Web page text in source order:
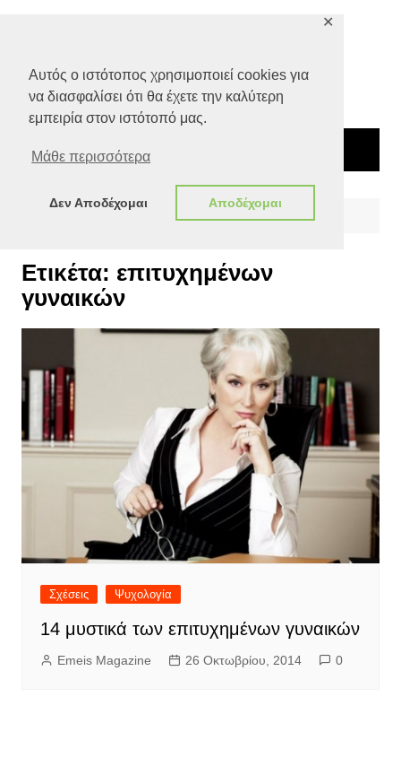
Αυτός ο ιστότοπος χρησιμοποιεί cookies για
να διασφαλίσει ότι θα έχετε την καλύτερη
εμπειρία στον ιστότοπό μας.
Μάθε περισσότερα
Δεν Αποδέχομαι Αποδέχομαι
✕
επιτυχημένων γυναικών
Ετικέτα: επιτυχημένων
γυναικών
Σχέσεις Ψυχολογία
14 μυστικά των επιτυχημένων γυναικών
Emeis Magazine 26 Οκτωβρίου, 2014 0